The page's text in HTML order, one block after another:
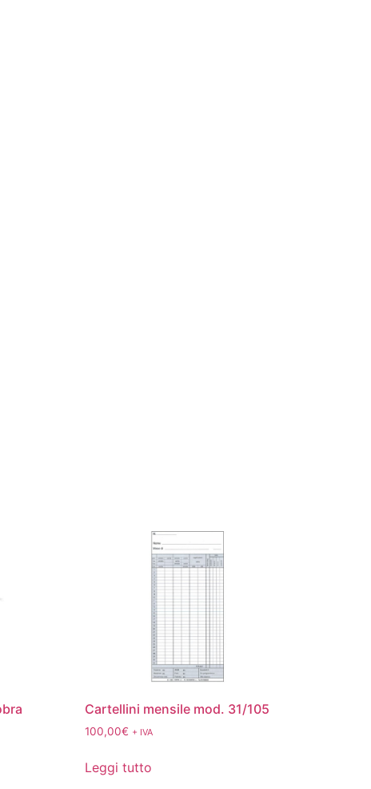
Cartellini mensile mod. 31/105
100,00€ + IVA
Leggi tutto